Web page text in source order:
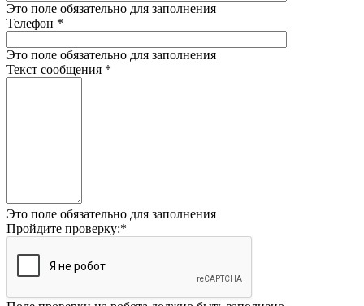
Это поле обязательно для заполнения
Телефон *
Это поле обязательно для заполнения
Текст сообщения *
Это поле обязательно для заполнения
Пройдите проверку:*